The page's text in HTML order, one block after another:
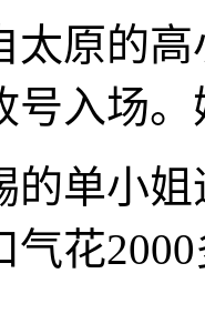
太原的
号入场
的单小
气花